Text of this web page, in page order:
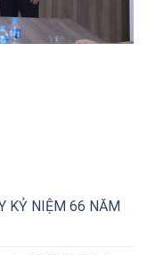
KỶ NIỆM 66 NĂM